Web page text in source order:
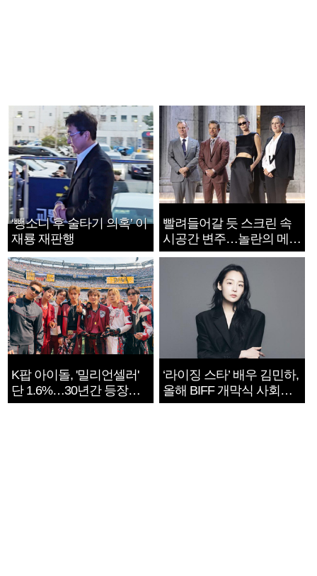
‘뺑소니 후 술타기 의혹’ 이
재룡 재판행
빨려들어갈 듯 스크린 속
시공간 변주…놀란의 메시
지는 ‘전쟁 속죄’
K팝 아이돌, '밀리언셀러'
단 1.6%…30년간 등장
1182개팀 전수조사
‘라이징 스타’ 배우 김민하,
올해 BIFF 개막식 사회자
확정